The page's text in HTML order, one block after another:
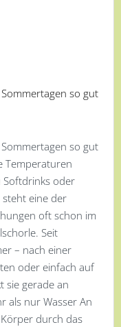
so gut
so gut
Temperaturen
Softdrinks oder
eine der
oft schon im
Seit
– nach einer
oder einfach auf
sie gerade an
als nur Wasser An
durch das